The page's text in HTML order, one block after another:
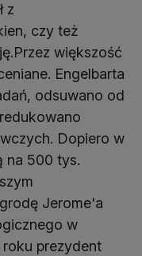
z
czy też
większość
Engelbarta
odsuwano od
Dopiero w
na 500 tys.
Jerome'a
w
prezydent